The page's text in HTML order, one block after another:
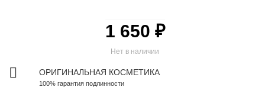
Нет в наличии
1 650 ₽
ОРИГИНАЛЬНАЯ КОСМЕТИКА
100% гарантия подлинности